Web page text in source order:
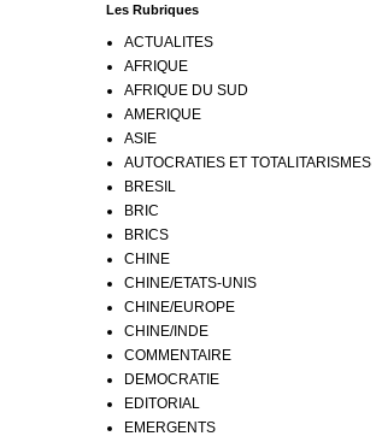
Les Rubriques
ACTUALITES
AFRIQUE
AFRIQUE DU SUD
AMERIQUE
ASIE
AUTOCRATIES ET TOTALITARISMES
BRESIL
BRIC
BRICS
CHINE
CHINE/ETATS-UNIS
CHINE/EUROPE
CHINE/INDE
COMMENTAIRE
DEMOCRATIE
EDITORIAL
EMERGENTS